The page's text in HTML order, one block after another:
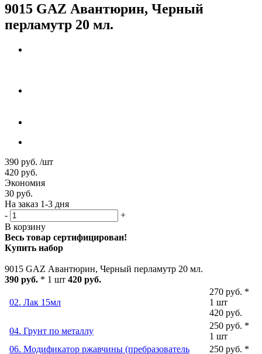
9015 GAZ Авантюрин, Черный
перламутр 20 мл.
390 руб. /шт
420 руб.
Экономия
30 руб.
На заказ 1-3 дня
-
+
В корзину
Весь товар сертифицирован!
Купить набор
9015 GAZ Авантюрин, Черный перламутр 20 мл.
390 руб. * 1 шт 420 руб.
02. Лак 15мл
270 руб. *
1 шт
420 руб.
04. Грунт по металлу
250 руб. *
1 шт
06. Модификатор ржавчины (пребразователь
250 руб. *